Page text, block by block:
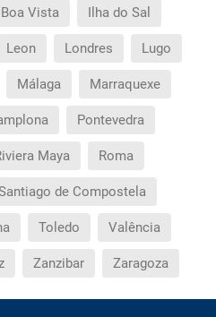
Vista Ilha do Sal
Leon Londres Lugo
Málaga Marraquexe
Pontevedra
Maya Roma
de Compostela
Toledo Valência
Zanzibar Zaragoza